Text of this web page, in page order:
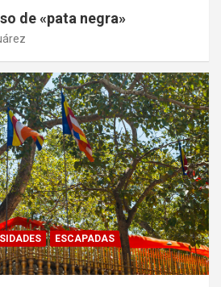
de «pata negra»
ESCAPADAS